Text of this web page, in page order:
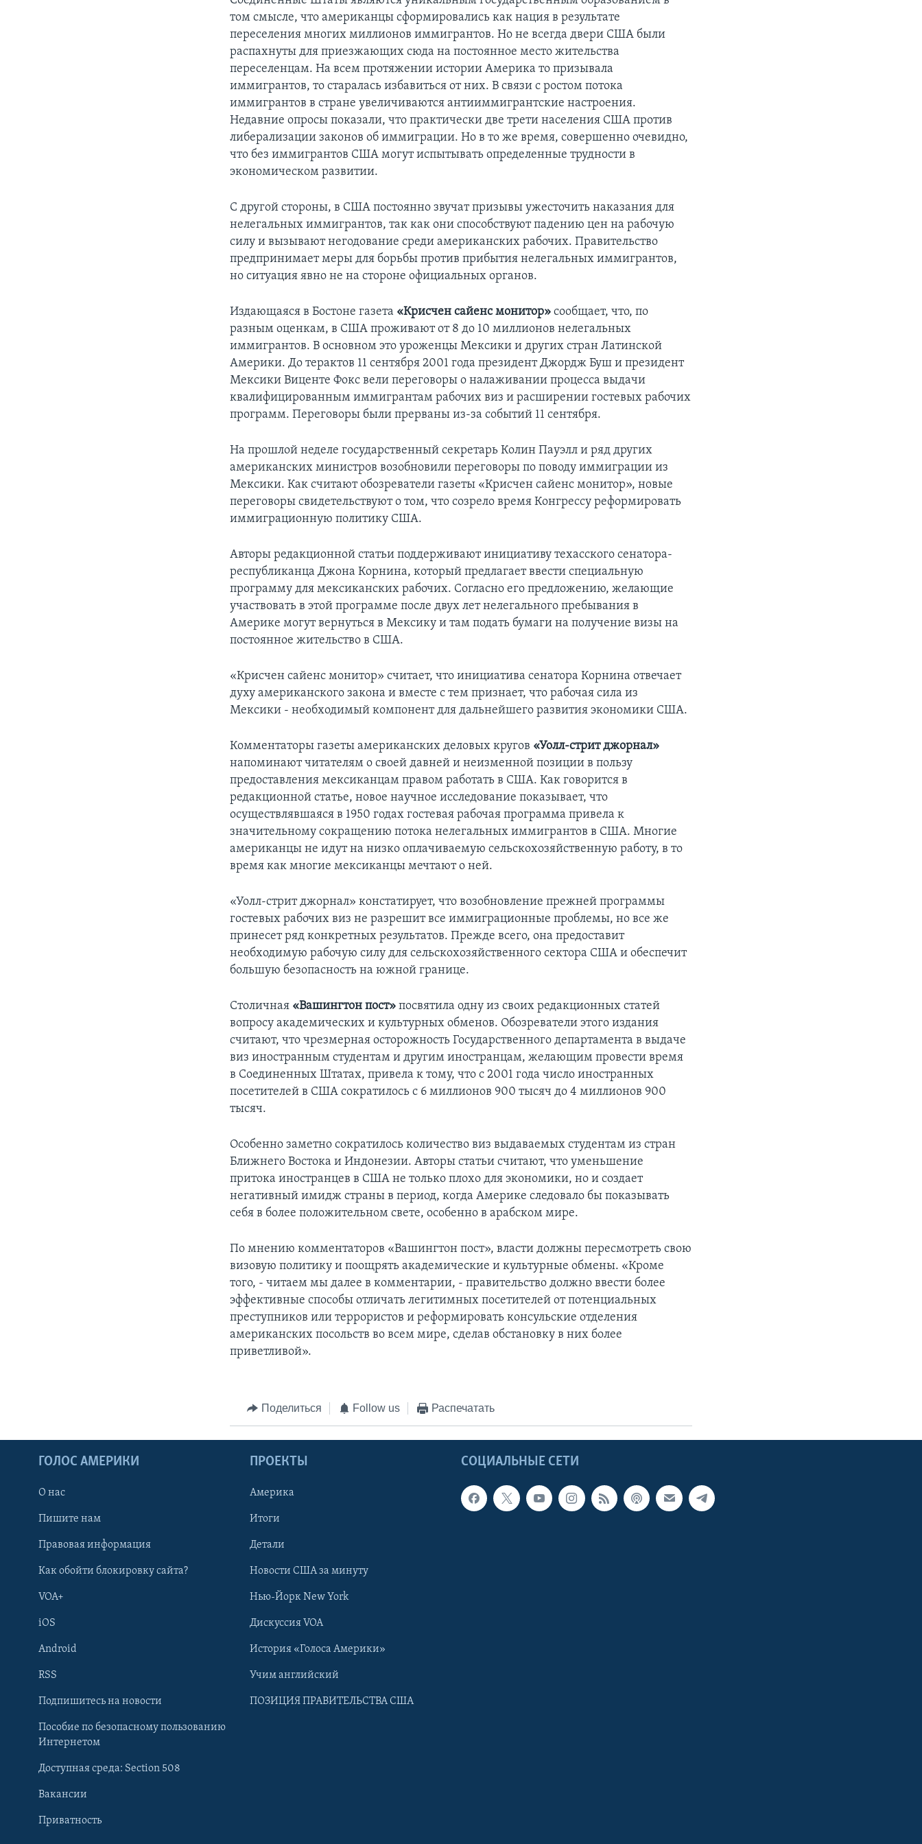
Learning English
Языки
том смысле, что американцы сформировались как нация в результате
переселения многих миллионов иммигрантов. Но не всегда двери США были
распахнуты для приезжающих сюда на постоянное место жительства
переселенцам. На всем протяжении истории Америка то призывала
иммигрантов, то старалась избавиться от них. В связи с ростом потока
иммигрантов в стране увеличиваются антииммигрантские настроения.
Недавние опросы показали, что практически две трети населения США против
либерализации законов об иммиграции. Но в то же время, совершенно очевидно,
что без иммигрантов США могут испытывать определенные трудности в
экономическом развитии.
С другой стороны, в США постоянно звучат призывы ужесточить наказания для
нелегальных иммигрантов, так как они способствуют падению цен на рабочую
силу и вызывают негодование среди американских рабочих. Правительство
предпринимает меры для борьбы против прибытия нелегальных иммигрантов,
но ситуация явно не на стороне официальных органов.
Издающаяся в Бостоне газета «Крисчен сайенс монитор» сообщает, что, по
разным оценкам, в США проживают от 8 до 10 миллионов нелегальных
иммигрантов. В основном это уроженцы Мексики и других стран Латинской
Америки. До терактов 11 сентября 2001 года президент Джордж Буш и президент
Мексики Виценте Фокс вели переговоры о налаживании процесса выдачи
квалифицированным иммигрантам рабочих виз и расширении гостевых рабочих
программ. Переговоры были прерваны из-за событий 11 сентября.
На прошлой неделе государственный секретарь Колин Пауэлл и ряд других
американских министров возобновили переговоры по поводу иммиграции из
Мексики. Как считают обозреватели газеты «Крисчен сайенс монитор», новые
переговоры свидетельствуют о том, что созрело время Конгрессу реформировать
иммиграционную политику США.
Авторы редакционной статьи поддерживают инициативу техасского сенатора-
республиканца Джона Корнина, который предлагает ввести специальную
программу для мексиканских рабочих. Согласно его предложению, желающие
участвовать в этой программе после двух лет нелегального пребывания в
Америке могут вернуться в Мексику и там подать бумаги на получение визы на
постоянное жительство в США.
«Крисчен сайенс монитор» считает, что инициатива сенатора Корнина отвечает
духу американского закона и вместе с тем признает, что рабочая сила из
Мексики - необходимый компонент для дальнейшего развития экономики США.
Комментаторы газеты американских деловых кругов «Уолл-стрит джорнал»
напоминают читателям о своей давней и неизменной позиции в пользу
предоставления мексиканцам правом работать в США. Как говорится в
редакционной статье, новое научное исследование показывает, что
осуществлявшаяся в 1950 годах гостевая рабочая программа привела к
значительному сокращению потока нелегальных иммигрантов в США. Многие
американцы не идут на низко оплачиваемую сельскохозяйственную работу, в то
время как многие мексиканцы мечтают о ней.
«Уолл-стрит джорнал» констатирует, что возобновление прежней программы
гостевых рабочих виз не разрешит все иммиграционные проблемы, но все же
принесет ряд конкретных результатов. Прежде всего, она предоставит
необходимую рабочую силу для сельскохозяйственного сектора США и обеспечит
большую безопасность на южной границе.
Столичная «Вашингтон пост» посвятила одну из своих редакционных статей
вопросу академических и культурных обменов. Обозреватели этого издания
считают, что чрезмерная осторожность Государственного департамента в выдаче
виз иностранным студентам и другим иностранцам, желающим провести время
в Соединенных Штатах, привела к тому, что с 2001 года число иностранных
посетителей в США сократилось с 6 миллионов 900 тысяч до 4 миллионов 900
тысяч.
Особенно заметно сократилось количество виз выдаваемых студентам из стран
Ближнего Востока и Индонезии. Авторы статьи считают, что уменьшение
притока иностранцев в США не только плохо для экономики, но и создает
негативный имидж страны в период, когда Америке следовало бы показывать
себя в более положительном свете, особенно в арабском мире.
По мнению комментаторов «Вашингтон пост», власти должны пересмотреть свою
визовую политику и поощрять академические и культурные обмены. «Кроме
того, - читаем мы далее в комментарии, - правительство должно ввести более
эффективные способы отличать легитимных посетителей от потенциальных
преступников или террористов и реформировать консульские отделения
американских посольств во всем мире, сделав обстановку в них более
приветливой».
Поделиться Follow us Распечатать
СОЦИАЛЬНЫЕ СЕТИ
ГОЛОС АМЕРИКИ
О нас
Пишите нам
Правовая информация
Как обойти блокировку сайта?
VOA+
iOS
Android
RSS
Подпишитесь на новости
Пособие по безопасному пользованию
Интернетом
Доступная среда: Section 508
Вакансии
Приватность
ПРОЕКТЫ
Америка
Итоги
Детали
Новости США за минуту
Нью-Йорк New York
Дискуссия VOA
История «Голоса Америки»
Учим английский
ПОЗИЦИЯ ПРАВИТЕЛЬСТВА США